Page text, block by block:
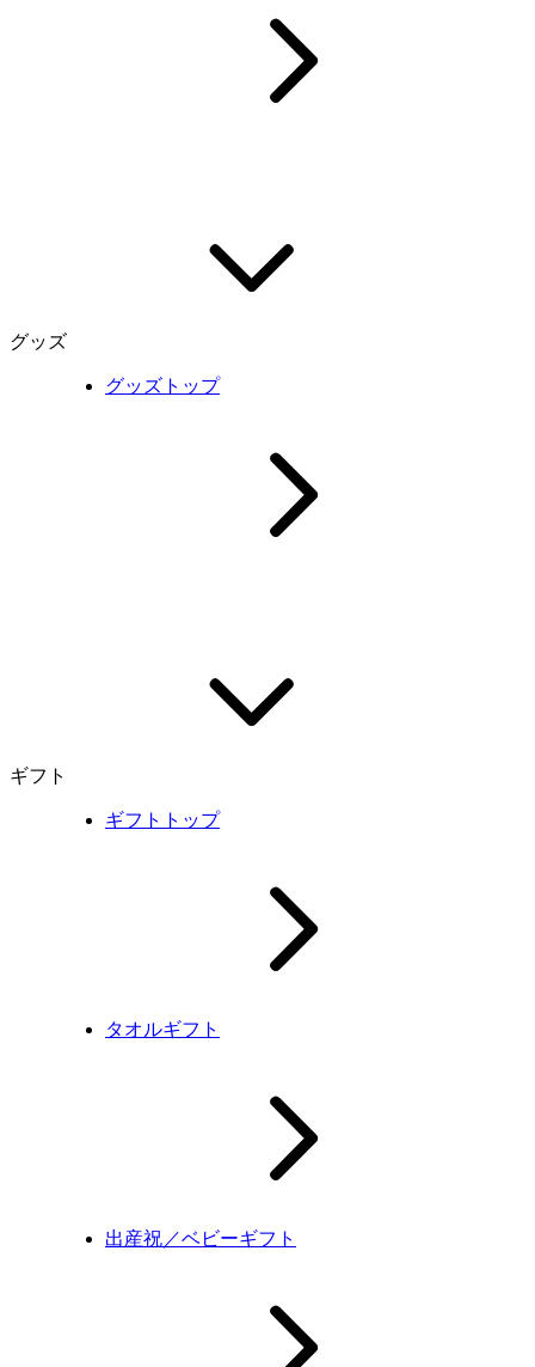
グッズ
グッズトップ
ギフト
ギフトトップ
タオルギフト
出産祝／ベビーギフト